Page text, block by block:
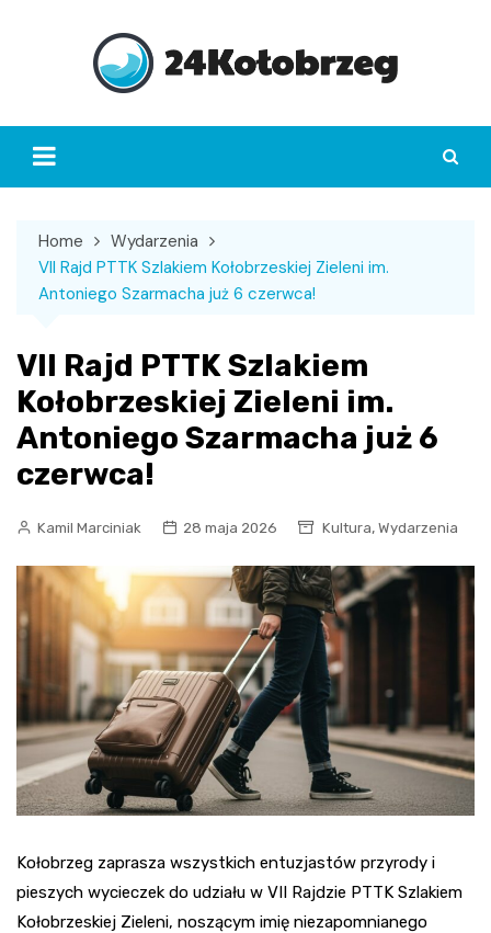
Home
Wydarzenia
VII Rajd PTTK Szlakiem Kołobrzeskiej Zieleni im.
Antoniego Szarmacha już 6 czerwca!
VII Rajd PTTK Szlakiem
Kołobrzeskiej Zieleni im.
Antoniego Szarmacha już 6
czerwca!
Kamil Marciniak 28 maja 2026 Kultura, Wydarzenia
Kołobrzeg zaprasza wszystkich entuzjastów przyrody i
pieszych wycieczek do udziału w VII Rajdzie PTTK Szlakiem
Kołobrzeskiej Zieleni, noszącym imię niezapomnianego